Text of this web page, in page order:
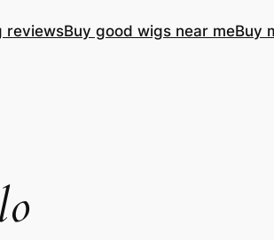
reviewsBuy good wigs near meBuy